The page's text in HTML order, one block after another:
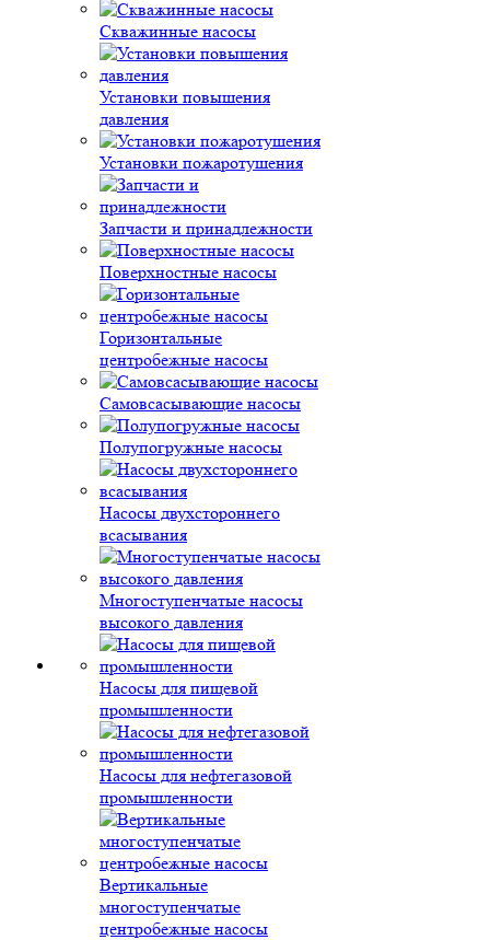
Скважинные насосы
Установки повышения
давления
Установки пожаротушения
Запчасти и принадлежности
Поверхностные насосы
Горизонтальные
центробежные насосы
Самовсасывающие насосы
Полупогружные насосы
Насосы двухстороннего
всасывания
Многоступенчатые насосы
высокого давления
Насосы для пищевой
промышленности
Насосы для нефтегазовой
промышленности
Вертикальные
многоступенчатые
центробежные насосы